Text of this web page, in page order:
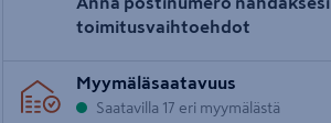
toimitusvaihtoehdot
Myymäläsaatavuus
Saatavilla 17 eri myymälästä